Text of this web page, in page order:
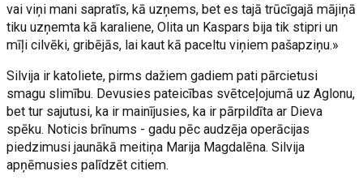
vai viņi mani sapratīs, kā uzņems, bet es tajā trūcīgajā mājiņā
tiku uzņemta kā karaliene, Olita un Kaspars bija tik stipri un
mīļi cilvēki, gribējās, lai kaut kā paceltu viņiem pašapziņu.»
Silvija ir katoliete, pirms dažiem gadiem pati pārcietusi
smagu slimību. Devusies pateicības svētceļojumā uz Aglonu,
bet tur sajutusi, ka ir mainījusies, ka ir pārpildīta ar Dieva
spēku. Noticis brīnums - gadu pēc audzēja operācijas
piedzimusi jaunākā meitiņa Marija Magdalēna. Silvija
apņēmusies palīdzēt citiem.